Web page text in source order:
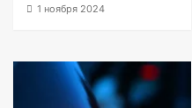
1 ноября 2024